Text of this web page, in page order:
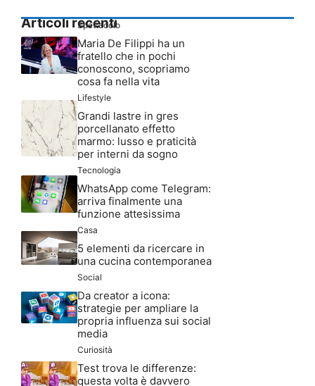
Articoli recenti
Spettacolo
Maria De Filippi ha un
fratello che in pochi
conoscono, scopriamo
cosa fa nella vita
Lifestyle
Grandi lastre in gres
porcellanato effetto
marmo: lusso e praticità
per interni da sogno
Tecnologia
WhatsApp come Telegram:
arriva finalmente una
funzione attesissima
Casa
5 elementi da ricercare in
una cucina contemporanea
Social
Da creator a icona:
strategie per ampliare la
propria influenza sui social
media
Curiosità
Test trova le differenze:
questa volta è davvero